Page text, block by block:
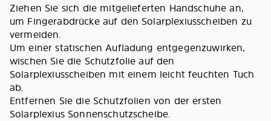
Ziehen Sie sich die mitgelieferten Handschuhe an,
um Fingerabdrücke auf den Solarplexiusscheiben zu
vermeiden.
Um einer statischen Aufladung entgegenzuwirken,
wischen Sie die Schutzfolie auf den
Solarplexiusscheiben mit einem leicht feuchten Tuch
ab.
Entfernen Sie die Schutzfolien von der ersten
Solarplexius Sonnenschutzscheibe.